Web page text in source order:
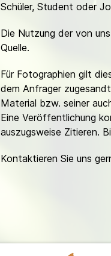
Schüler, Student oder
Die Nutzung der von
Quelle.
Für Fotographien gilt
dem Anfrager
Material bzw. seiner
Eine Veröffentlichung
auszugsweise Zitieren.
Kontaktieren Sie uns